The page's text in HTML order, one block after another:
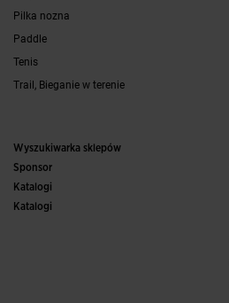
Pilka nozna
Paddle
Tenis
Trail, Bieganie w terenie
Wyszukiwarka sklepów
Sponsor
Katalogi
Katalogi